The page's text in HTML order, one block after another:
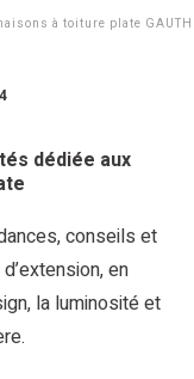
à toiture plate
dédiée aux
conseils et
en
la luminosité et